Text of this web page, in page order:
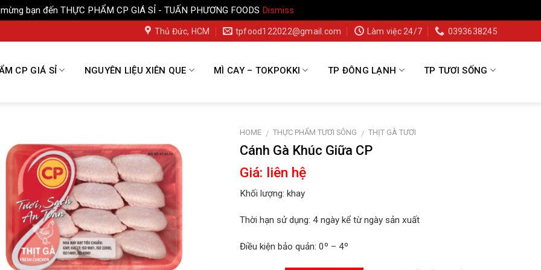
bạn đến THỰC PHẨM CP GIÁ SỈ - TUẤN PHƯƠNG FOODS Dismiss
Thủ Đức, HCM tpfood122022@gmail.com Làm việc 24/7 0393638245
CP GIÁ SỈ NGUYÊN LIỆU XIÊN QUE MÌ CAY – TOKPOKKI TP ĐÔNG LẠNH TP TƯƠI SỐNG
HOME / THỰC PHẨM TƯƠI SÔNG / THỊT GÀ TƯƠI
Cánh Gà Khúc Giữa CP
Giá: liên hệ
Khối lượng: khay
Thời hạn sử dụng: 4 ngày kể từ ngày sản xuất
Điều kiện bảo quản: 0º – 4º